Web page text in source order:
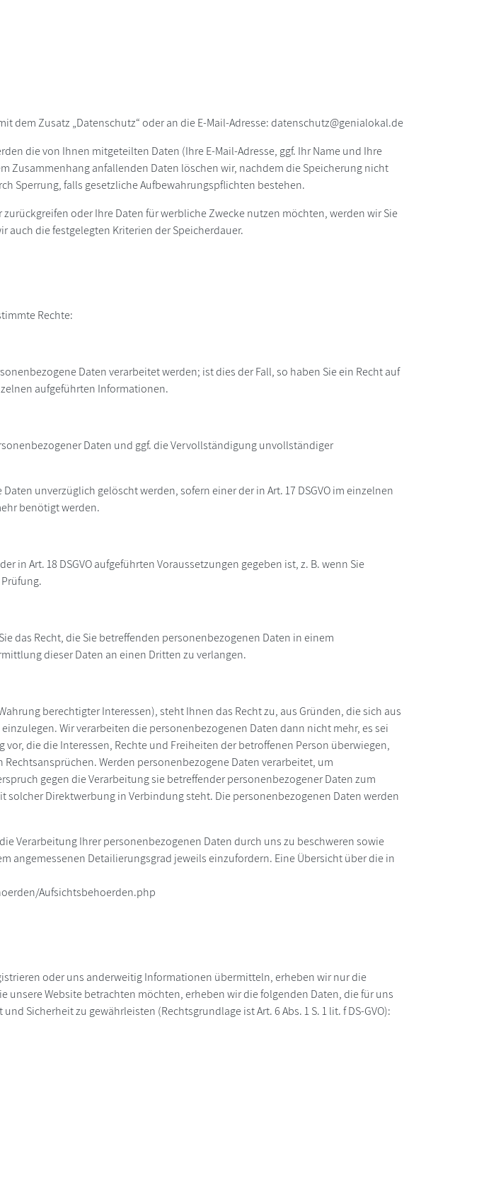
dem Zusatz „Datenschutz“ oder an die E-Mail-Adresse: datenschutz@genialokal.de
die von Ihnen mitgeteilten Daten (Ihre E-Mail-Adresse, ggf. Ihr Name und Ihre
Zusammenhang anfallenden Daten löschen wir, nachdem die Speicherung nicht
Sperrung, falls gesetzliche Aufbewahrungspflichten bestehen.
oder Ihre Daten für werbliche Zwecke nutzen möchten, werden wir Sie
die festgelegten Kriterien der Speicherdauer.
Rechte:
Daten verarbeitet werden; ist dies der Fall, so haben Sie ein Recht auf
aufgeführten Informationen.
Daten und ggf. die Vervollständigung unvollständiger
unverzüglich gelöscht werden, sofern einer der in Art. 17 DSGVO im einzelnen
benötigt werden.
in Art. 18 DSGVO aufgeführten Voraussetzungen gegeben ist, z. B. wenn Sie
das Recht, die Sie betreffenden personenbezogenen Daten in einem
dieser Daten an einen Dritten zu verlangen.
berechtigter Interessen), steht Ihnen das Recht zu, aus Gründen, die sich aus
Wir verarbeiten die personenbezogenen Daten dann nicht mehr, es sei
die die Interessen, Rechte und Freiheiten der betroffenen Person überwiegen,
Werden personenbezogene Daten verarbeitet, um
gegen die Verarbeitung sie betreffender personenbezogener Daten zum
Direktwerbung in Verbindung steht. Die personenbezogenen Daten werden
Verarbeitung Ihrer personenbezogenen Daten durch uns zu beschweren sowie
Detailierungsgrad jeweils einzufordern. Eine Übersicht über die in
Aufsichtsbehoerden.php
oder uns anderweitig Informationen übermitteln, erheben wir nur die
unsere Website betrachten möchten, erheben wir die folgenden Daten, die für uns
Sicherheit zu gewährleisten (Rechtsgrundlage ist Art. 6 Abs. 1 S. 1 lit. f DS-GVO):